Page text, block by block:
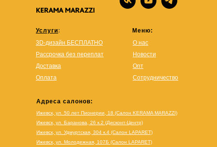
Услуги:
3D-дизайн БЕСПЛАТНО
Рассрочка без переплат
Доставка
Оплата
Меню:
О нас
Новости
Опт
Сотрудничество
Адреса салонов:
Ижевск, ул. 50 лет Пионерии, 18 (Салон KERAMA MARAZZI)
Ижевск, ул. Баранова, 26 к.2 (Дисконт-Центр)
Ижевск, ул. Удмуртская, 304 к.4 (Салон LAPARET)
Ижевск, ул. Молодежная, 107Б (Салон LAPARET)